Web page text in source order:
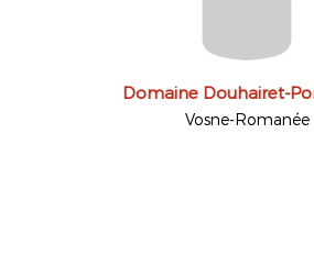
Domaine Douhairet-
Vosne-Romanée